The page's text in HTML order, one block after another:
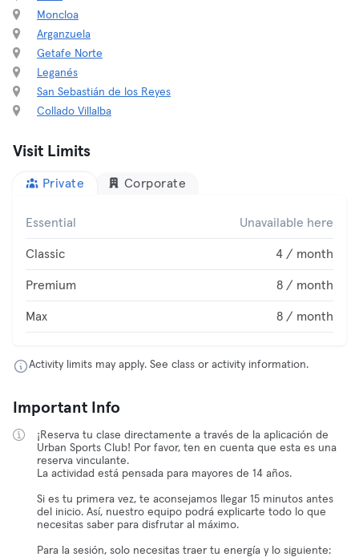
Moncloa
Arganzuela
Getafe Norte
Leganés
San Sebastián de los Reyes
Collado Villalba
Visit Limits
Private Corporate
Essential Unavailable here
Classic 4 / month
Premium 8 / month
Max 8 / month
Activity limits may apply. See class or activity information.
Important Info
¡Reserva tu clase directamente a través de la aplicación de
Urban Sports Club! Por favor, ten en cuenta que esta es una
reserva vinculante.
La actividad está pensada para mayores de 14 años.
Si es tu primera vez, te aconsejamos llegar 15 minutos antes
del inicio. Así, nuestro equipo podrá explicarte todo lo que
necesitas saber para disfrutar al máximo.
Para la sesión, solo necesitas traer tu energía y lo siguiente: